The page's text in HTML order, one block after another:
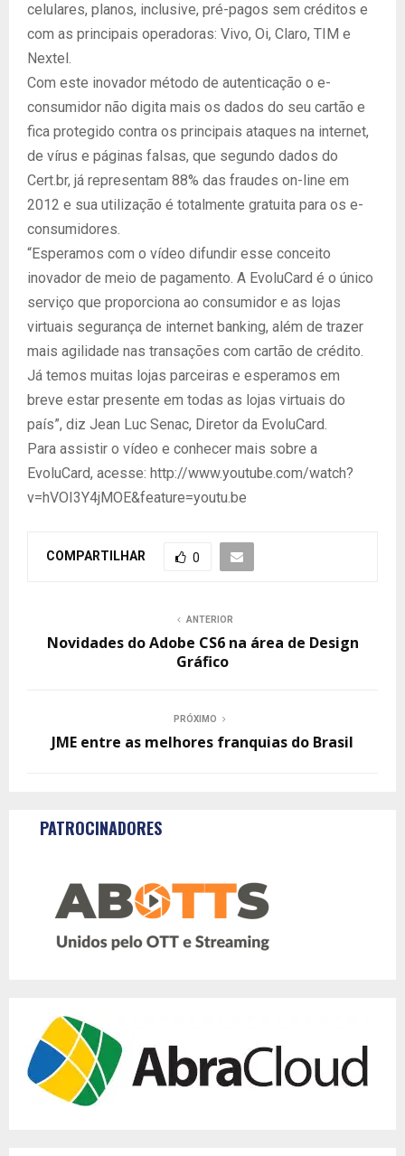
celulares, planos, inclusive, pré-pagos sem créditos e
com as principais operadoras: Vivo, Oi, Claro, TIM e
Nextel.
Com este inovador método de autenticação o e-
consumidor não digita mais os dados do seu cartão e
fica protegido contra os principais ataques na internet,
de vírus e páginas falsas, que segundo dados do
Cert.br, já representam 88% das fraudes on-line em
2012 e sua utilização é totalmente gratuita para os e-
consumidores.
“Esperamos com o vídeo difundir esse conceito
inovador de meio de pagamento. A EvoluCard é o único
serviço que proporciona ao consumidor e as lojas
virtuais segurança de internet banking, além de trazer
mais agilidade nas transações com cartão de crédito.
Já temos muitas lojas parceiras e esperamos em
breve estar presente em todas as lojas virtuais do
país”, diz Jean Luc Senac, Diretor da EvoluCard.
Para assistir o vídeo e conhecer mais sobre a
EvoluCard, acesse: http://www.youtube.com/watch?
v=hVOI3Y4jMOE&feature=youtu.be
COMPARTILHAR 0
ANTERIOR
Novidades do Adobe CS6 na área de Design
Gráfico
PRÓXIMO
JME entre as melhores franquias do Brasil
PATROCINADORES